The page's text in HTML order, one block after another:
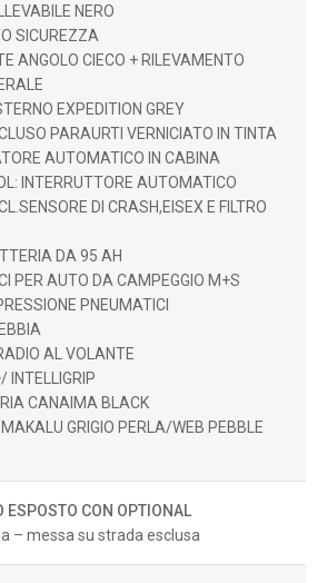
NERO
SICUREZZA
ANGOLO CIECO + RILEVAMENTO
EXPEDITION GREY
PARAURTI VERNICIATO IN TINTA
AUTOMATICO IN CABINA
INTERRUTTORE AUTOMATICO
DI CRASH,EISEX E FILTRO
DA 95 AH
PER AUTO DA CAMPEGGIO M+S
PNEUMATICI
AL VOLANTE
INTELLIGRIP
CANAIMA BLACK
GRIGIO PERLA/WEB PEBBLE
ESPOSTO CON OPTIONAL
– messa su strada esclusa